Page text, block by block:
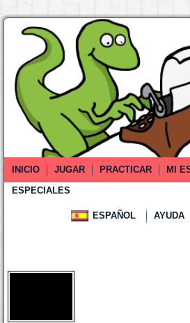
INICIO JUGAR PRACTICAR MI
ESPECIALES
ESPAÑOL AYUDA